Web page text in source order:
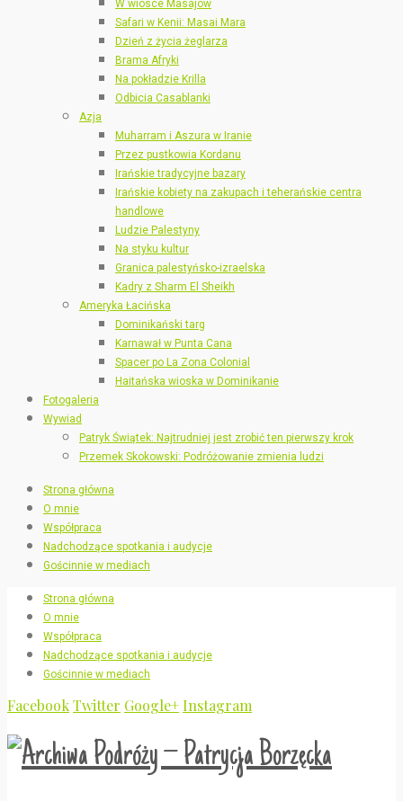
W wiosce Masajów
Safari w Kenii: Masai Mara
Dzień z życia żeglarza
Brama Afryki
Na pokładzie Krilla
Odbicia Casablanki
Azja
Muharram i Aszura w Iranie
Przez pustkowia Kordanu
Irańskie tradycyjne bazary
Irańskie kobiety na zakupach i teherańskie centra
handlowe
Ludzie Palestyny
Na styku kultur
Granica palestyńsko-izraelska
Kadry z Sharm El Sheikh
Ameryka Łacińska
Dominikański targ
Karnawał w Punta Cana
Spacer po La Zona Colonial
Haitańska wioska w Dominikanie
Fotogaleria
Wywiad
Patryk Świątek: Najtrudniej jest zrobić ten pierwszy krok
Przemek Skokowski: Podróżowanie zmienia ludzi
Strona główna
O mnie
Współpraca
Nadchodzące spotkania i audycje
Gościnnie w mediach
Strona główna
O mnie
Współpraca
Nadchodzące spotkania i audycje
Gościnnie w mediach
FacebookTwitter Google+Instagram